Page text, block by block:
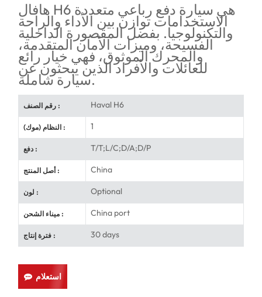
هافال H6 هي سيارة دفع رباعي متعددة
الاستخدامات توازن بين الأداء والراحة
والتكنولوجيا. بفضل المقصورة الداخلية
الفسيحة، وميزات الأمان المتقدمة،
والمحرك الموثوق، فهي خيار رائع
للعائلات والأفراد الذين يبحثون عن
سيارة شاملة.
رقم الصنف : Haval H6
النظام (موك) : 1
دفع : T/T;L/C;D/A;D/P
أصل المنتج : China
لون : Optional
ميناء الشحن : China port
فترة إنتاج : 30 days
استعلام